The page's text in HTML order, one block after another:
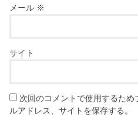
メール ※
サイト
次回のコメントで使用するた
ルアドレス、サイトを保存する。